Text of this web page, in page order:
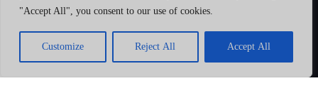
"Accept All", you consent to our use of cookies.
Customize Reject All Accept All
How to Identify High-Quality Zirconium
Restorations: Standards, Safety & Certification
Guide